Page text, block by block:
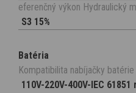
eferenčný výkon Hydraulický
S3 15%
Batéria
Kompatibilita nabíjačky batérie
110V-220V-400V-IEC